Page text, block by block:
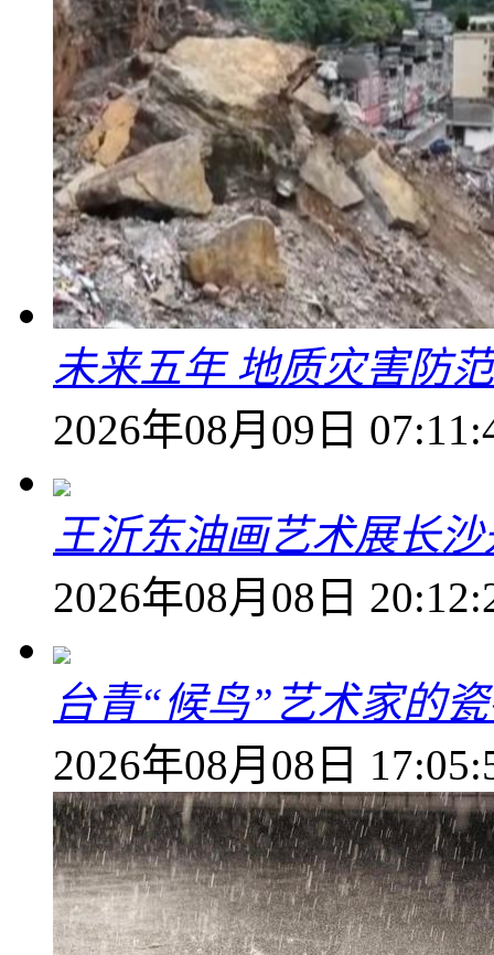
未来五年 地质灾害防
2026年08月09日
王沂东油画艺术展长
2026年08月08日
台青“候鸟”艺术家的
2026年08月08日